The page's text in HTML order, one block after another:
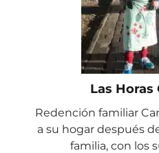
Las Horas
Redención familiar
a su hogar después
familia, con los